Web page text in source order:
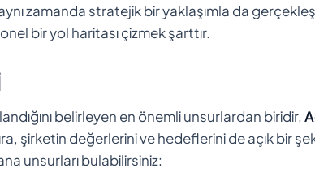
zamanda stratejik bir yaklaşımla da
bir yol haritası çizmek şarttır.
belirleyen en önemli unsurlardan biridir.
şirketin değerlerini ve hedeflerini de açık bir
unsurları bulabilirsiniz: